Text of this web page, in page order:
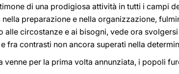
di una prodigiosa attività in tutti i campi
preparazione e nella organizzazione,
alle circostanze e ai bisogni, vede ora
fra contrasti non ancora superati nella
venne per la prima volta annunziata, i popoli